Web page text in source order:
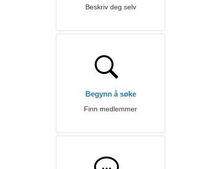
Beskriv deg selv
Begynn å søke
Finn medlemmer